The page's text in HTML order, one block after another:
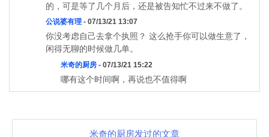
的，可是等了几个月后，还是被告知忙不过来不做了。
公说婆有理 - 07/13/21 13:07
你没考虑自己去拿个执照？ 这么抢手你可以做生意了，
闲得无聊的时候做几单。
米奇的厨房 - 07/13/21 15:22
哪有这个时间啊，再说也不值得啊
米奇的厨房发过的文章